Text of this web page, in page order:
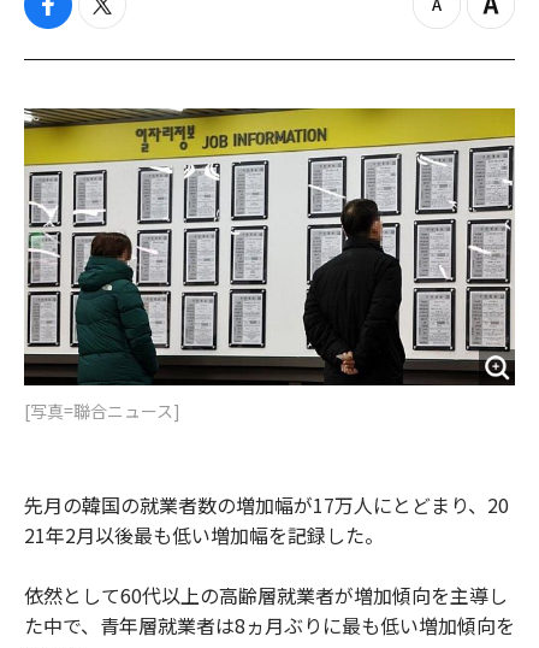
f
c
b
o
o
k
t
i
t
e
z
o
o
t
Z
o
i
n
[写真=聯合ニュース]
先月の韓国の就業者数の増加幅が17万人にとどまり、20
21年2月以後最も低い増加幅を記録した。
依然として60代以上の高齢層就業者が増加傾向を主導し
た中で、青年層就業者は8ヵ月ぶりに最も低い増加傾向を